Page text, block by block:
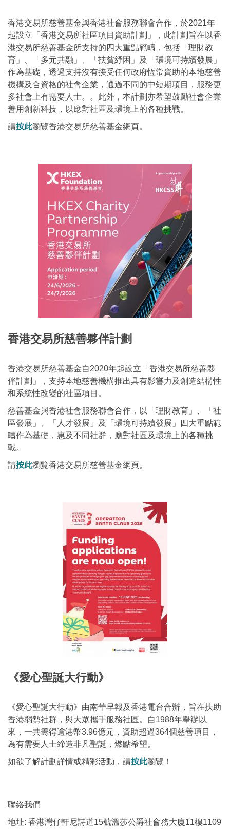
香港交易所慈善基金與香港社會服務聯會合作，於2021年
起設立「香港交易所社區項目資助計劃」，此計劃旨在以香
港交易所慈善基金所支持的四大重點範疇，包括「理財教
育」、「多元共融」、「扶貧紓困」及「環境可持續發展」
作為基礎，透過支持沒有接受任何政府恆常資助的本地慈善
機構及合資格的社會企業，通過不同的中短期項目，服務更
多社會上有需要人士。。此外，本計劃亦希望鼓勵社會企業
善用創新科技，以應對社區及環境上的各種挑戰。
請按此瀏覽香港交易所慈善基金網頁。
香港交易所慈善夥伴計劃
香港交易所慈善基金自2020年起設立「香港交易所慈善夥
伴計劃」，支持本地慈善機構推出具有影響力及創造結構性
和系統性改變的社區項目。
慈善基金與香港社會服務聯會合作，以「理財教育」、「社
區發展」、「人才發展」及「環境可持續發展」四大重點範
疇作為基礎，惠及不同社群，應對社區及環境上的各種挑
戰。
請按此瀏覽香港交易所慈善基金網頁。
《愛心聖誕大行動》
《愛心聖誕大行動》由南華早報及香港電台合辦，旨在扶助
香港弱勢社群，與大眾攜手服務社區。自1988年舉辦以
來，一共籌得逾港幣3.96億元，資助超過364個慈善項目，
為有需要人士締造非凡聖誕，燃點希望。
如欲了解計劃詳情或精彩活動，請按此瀏覽！
聯絡我們
地址: 香港灣仔軒尼詩道15號溫莎公爵社會務大廈11樓1109